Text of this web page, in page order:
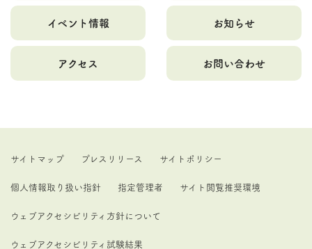
イベント情報 お知らせ
アクセス お問い合わせ
サイトマップ プレスリリース サイトポリシー
個人情報取り扱い指針 指定管理者 サイト閲覧推奨環境
ウェブアクセシビリティ方針について
ウェブアクセシビリティ試験結果